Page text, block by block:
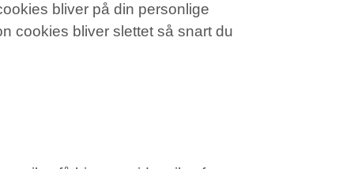
bliver på din personlige
cookies bliver slettet så snart du